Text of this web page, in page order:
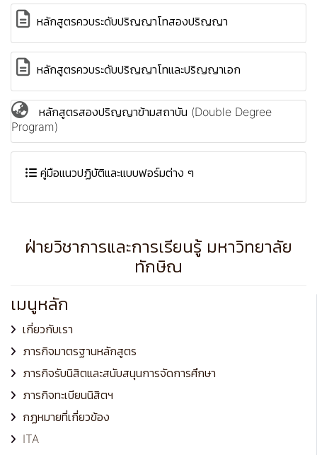
หลักสูตรควบระดับปริญญาโทสองปริญญา
หลักสูตรควบระดับปริญญาโทและปริญญาเอก
หลักสูตรสองปริญญาข้ามสถาบัน (Double Degree
Program)
คู่มือแนวปฏิบัติและแบบฟอร์มต่าง ๆ
ฝ่ายวิชาการและการเรียนรู้ มหาวิทยาลัย
ทักษิณ
เมนูหลัก
เกี่ยวกับเรา
ภารกิจมาตรฐานหลักสูตร
ภารกิจรับนิสิตและสนับสนุนการจัดการศึกษา
ภารกิจทะเบียนนิสิตฯ
กฏหมายที่เกี่ยวข้อง
ITA